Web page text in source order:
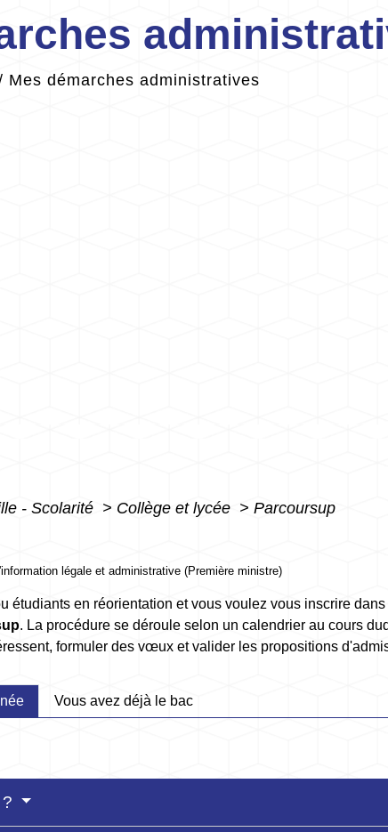
Mes démarches administratives
- Scolarité > Collège et lycée > Parcoursup
légale et administrative (Première ministre)
étudiants en réorientation et vous voulez vous inscrire
. La procédure se déroule selon un calendrier au cours
formuler des vœux et valider les propositions
Vous avez déjà le bac